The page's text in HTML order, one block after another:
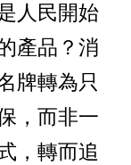
人民開始
產品？消
牌轉為只
，而非一
，轉而追